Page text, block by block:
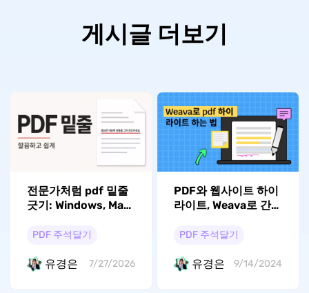
게시글 더보기
전문가처럼 pdf 밑줄
긋기: Windows, Mac,
이드
PDF 주석달기
유경은 7/27/2026
PDF와 웹사이트 하이
라이트, Weava로 간
PDF 주석달기
유경은 9/14/2024